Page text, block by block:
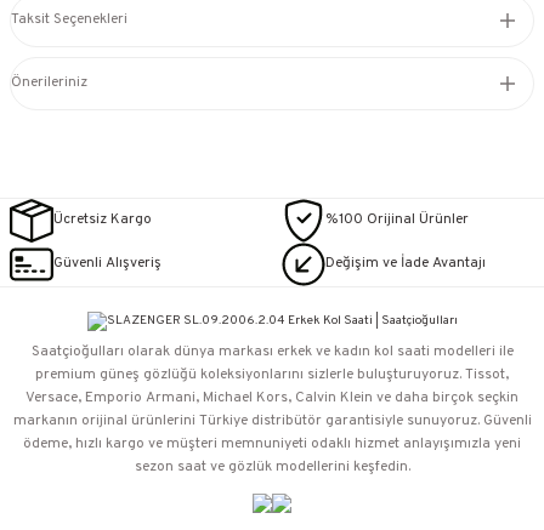
Taksit Seçenekleri
Önerileriniz
Ücretsiz Kargo %100 Orijinal Ürünler
Güvenli Alışveriş Değişim ve İade Avantajı
Saatçioğulları⁠ olarak dünya markası erkek ve kadın kol saati modelleri ile
premium güneş gözlüğü koleksiyonlarını sizlerle buluşturuyoruz. Tissot,
Versace, Emporio Armani, Michael Kors, Calvin Klein ve daha birçok seçkin
markanın orijinal ürünlerini Türkiye distribütör garantisiyle sunuyoruz. Güvenli
ödeme, hızlı kargo ve müşteri memnuniyeti odaklı hizmet anlayışımızla yeni
sezon saat ve gözlük modellerini keşfedin.